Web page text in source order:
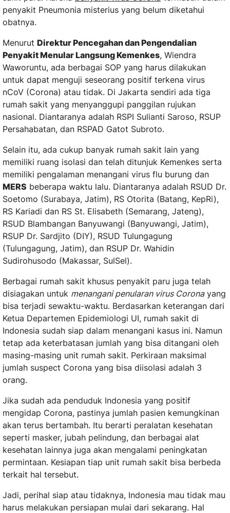
penyakit Pneumonia misterius yang belum diketahui
obatnya.
Menurut Direktur Pencegahan dan Pengendalian
Penyakit Menular Langsung Kemenkes, Wiendra
Waworuntu, ada berbagai SOP yang harus dilakukan
untuk dapat menguji seseorang positif terkena virus
nCoV (Corona) atau tidak. Di Jakarta sendiri ada tiga
rumah sakit yang menyanggupi panggilan rujukan
nasional. Diantaranya adalah RSPI Sulianti Saroso, RSUP
Persahabatan, dan RSPAD Gatot Subroto.
Selain itu, ada cukup banyak rumah sakit lain yang
memiliki ruang isolasi dan telah ditunjuk Kemenkes serta
memiliki pengalaman menangani virus flu burung dan
MERS beberapa waktu lalu. Diantaranya adalah RSUD Dr.
Soetomo (Surabaya, Jatim), RS Otorita (Batang, KepRi),
RS Kariadi dan RS St. Elisabeth (Semarang, Jateng),
RSUD Blambangan Banyuwangi (Banyuwangi, Jatim),
RSUP Dr. Sardjito (DIY), RSUD Tulungagung
(Tulungagung, Jatim), dan RSUP Dr. Wahidin
Sudirohusodo (Makassar, SulSel).
Berbagai rumah sakit khusus penyakit paru juga telah
disiagakan untuk menangani penularan virus Coronayang
bisa terjadi sewaktu-waktu. Berdasarkan keterangan dari
Ketua Departemen Epidemiologi UI, rumah sakit di
Indonesia sudah siap dalam menangani kasus ini. Namun
tetap ada keterbatasan jumlah yang bisa ditangani oleh
masing-masing unit rumah sakit. Perkiraan maksimal
jumlah suspect Corona yang bisa diisolasi adalah 3
orang.
Jika sudah ada penduduk Indonesia yang positif
mengidap Corona, pastinya jumlah pasien kemungkinan
akan terus bertambah. Itu berarti peralatan kesehatan
seperti masker, jubah pelindung, dan berbagai alat
kesehatan lainnya juga akan mengalami peningkatan
permintaan. Kesiapan tiap unit rumah sakit bisa berbeda
terkait hal tersebut.
Jadi, perihal siap atau tidaknya, Indonesia mau tidak mau
harus melakukan persiapan mulai dari sekarang. Hal